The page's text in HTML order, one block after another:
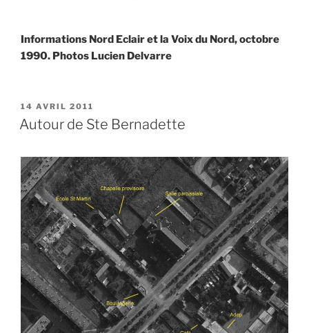
Informations Nord Eclair et la Voix du Nord, octobre
1990. Photos Lucien Delvarre
PUBLIÉ
LE
14 AVRIL 2011
Autour de Ste Bernadette